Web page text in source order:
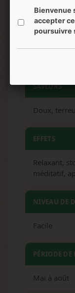
90-100 cm
ARÔMES
Terreux,
SAVEURS
Doux,
EFFETS
Relaxant,
méditatif,
NIVEAU DE
Facile
PÉRIODE DE
Mai à août
Bienvenue
accepter
poursuivre